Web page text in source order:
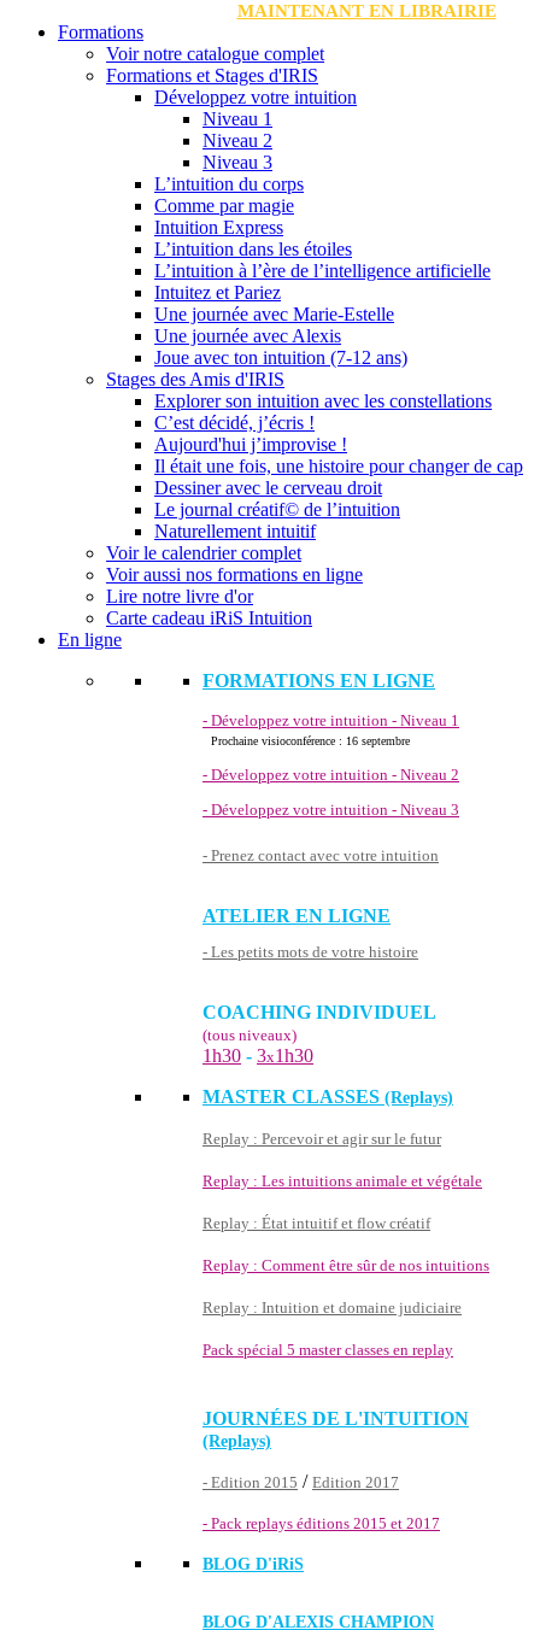
MAINTENANT EN LIBRAIRIE
Formations
Voir notre catalogue complet
Formations et Stages d'IRIS
Développez votre intuition
Niveau 1
Niveau 2
Niveau 3
L’intuition du corps
Comme par magie
Intuition Express
L’intuition dans les étoiles
L’intuition à l’ère de l’intelligence artificielle
Intuitez et Pariez
Une journée avec Marie-Estelle
Une journée avec Alexis
Joue avec ton intuition (7-12 ans)
Stages des Amis d'IRIS
Explorer son intuition avec les constellations
C’est décidé, j’écris !
Aujourd'hui j’improvise !
Il était une fois, une histoire pour changer de cap
Dessiner avec le cerveau droit
Le journal créatif© de l’intuition
Naturellement intuitif
Voir le calendrier complet
Voir aussi nos formations en ligne
Lire notre livre d'or
Carte cadeau iRiS Intuition
En ligne
FORMATIONS EN LIGNE
- Développez votre intuition - Niveau 1
Prochaine visioconférence : 16 septembre
- Développez votre intuition - Niveau 2
- Développez votre intuition - Niveau 3
- Prenez contact avec votre intuition
ATELIER EN LIGNE
- Les petits mots de votre histoire
COACHING INDIVIDUEL
(tous niveaux)
1h30 - 3x1h30
MASTER CLASSES (Replays)
Replay : Percevoir et agir sur le futur
Replay : Les intuitions animale et végétale
Replay : État intuitif et flow créatif
Replay : Comment être sûr de nos intuitions
Replay : Intuition et domaine judiciaire
Pack spécial 5 master classes en replay
JOURNÉES DE L'INTUITION
(Replays)
- Edition 2015 / Edition 2017
- Pack replays éditions 2015 et 2017
BLOG D'iRiS
BLOG D'ALEXIS CHAMPION